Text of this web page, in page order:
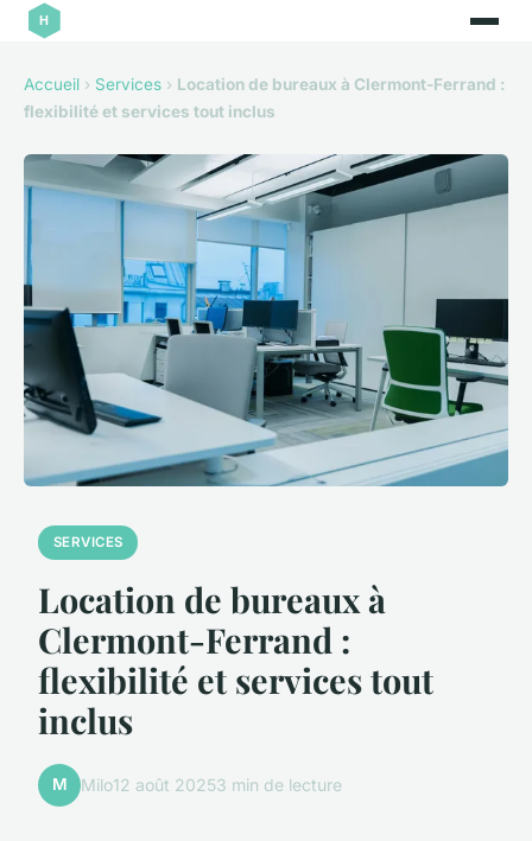
Accueil › Services › Location de bureaux à Clermont-Ferrand :
flexibilité et services tout inclus
SERVICES
Location de bureaux à
Clermont-Ferrand :
flexibilité et services tout
inclus
M Milo12 août 20253 min de lecture